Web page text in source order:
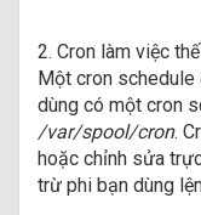
2. Cron làm việc
Một cron
dùng có một cron
/var/spool/cron.
hoặc chỉnh sửa
trừ phi bạn dùng